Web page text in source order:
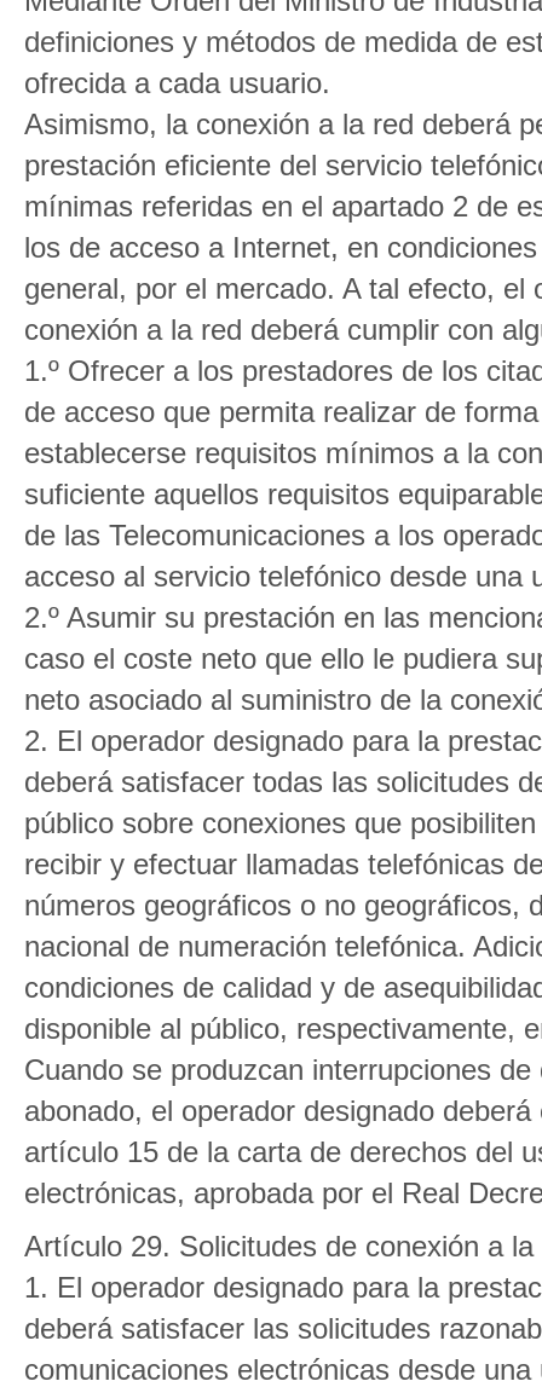
definiciones y métodos de medida de
ofrecida a cada usuario.
Asimismo, la conexión a la red deberá
prestación eficiente del servicio
mínimas referidas en el apartado 2 de
los de acceso a Internet, en
general, por el mercado. A tal efecto,
conexión a la red deberá cumplir con
1.º Ofrecer a los prestadores de los
de acceso que permita realizar de
establecerse requisitos mínimos a la
suficiente aquellos requisitos
de las Telecomunicaciones a los
acceso al servicio telefónico desde una
2.º Asumir su prestación en las
caso el coste neto que ello le pudiera
neto asociado al suministro de la
2. El operador designado para la
deberá satisfacer todas las solicitudes
público sobre conexiones que
recibir y efectuar llamadas telefónicas
números geográficos o no geográficos,
nacional de numeración telefónica.
condiciones de calidad y de
disponible al público, respectivamente,
Cuando se produzcan interrupciones
abonado, el operador designado
artículo 15 de la carta de derechos del
electrónicas, aprobada por el Real
Artículo 29. Solicitudes de conexión a
1. El operador designado para la
deberá satisfacer las solicitudes
comunicaciones electrónicas desde